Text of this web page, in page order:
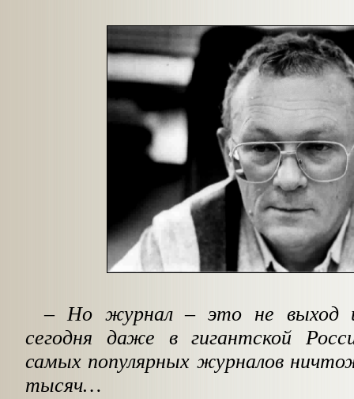
– Но журнал – это не выход
сегодня даже в гигантской
самых популярных журналов
тысяч…